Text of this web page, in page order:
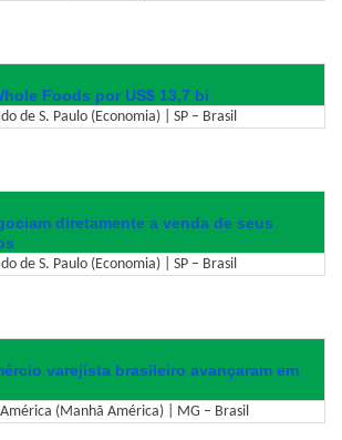
Foods por US$ 13,7 bi
de S. Paulo (Economia) | SP – Brasil
diretamente a venda de seus
de S. Paulo (Economia) | SP – Brasil
varejista brasileiro avançaram em
(Manhã América) | MG – Brasil